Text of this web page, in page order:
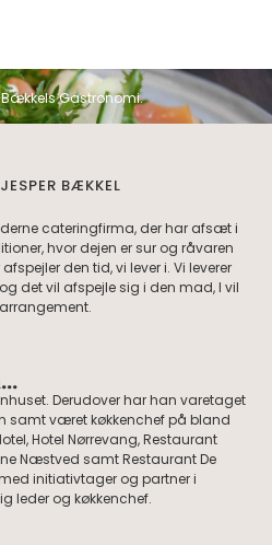
Gastronomi.
BÆKKEL
cateringfirma, der har afsæt i
hvor dejen er sur og råvaren
den tid, vi lever i. Vi leverer
det vil afspejle sig i den mad, I vil
Derudover har han varetaget
samt været køkkenchef på bland
Hotel Nørrevang, Restaurant
Næstved samt Restaurant De
initiativtager og partner i
leder og køkkenchef.